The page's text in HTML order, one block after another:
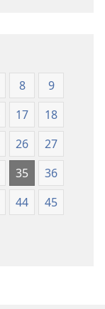
года)года)
8
9
17
18
26
27
35
36
44
45